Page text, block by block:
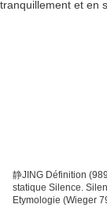
静JING Définition
statique Silence.
Etymologie (Wieger